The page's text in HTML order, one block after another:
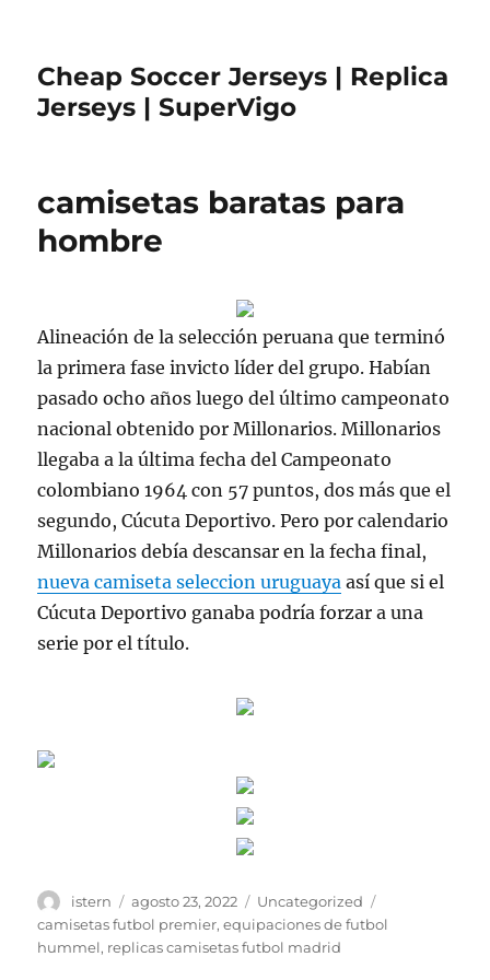
Cheap Soccer Jerseys | Replica
Jerseys | SuperVigo
camisetas baratas para
hombre
Alineación de la selección peruana que terminó
la primera fase invicto líder del grupo. Habían
pasado ocho años luego del último campeonato
nacional obtenido por Millonarios. Millonarios
llegaba a la última fecha del Campeonato
colombiano 1964 con 57 puntos, dos más que el
segundo, Cúcuta Deportivo. Pero por calendario
Millonarios debía descansar en la fecha final,
nueva camiseta seleccion uruguaya así que si el
Cúcuta Deportivo ganaba podría forzar a una
serie por el título.
Autor
istern
Publicado
el
agosto 23, 2022 Categorías
Uncategorized
camisetas futbol premier,equipaciones de futbol
hummel, replicas camisetas futbol madrid